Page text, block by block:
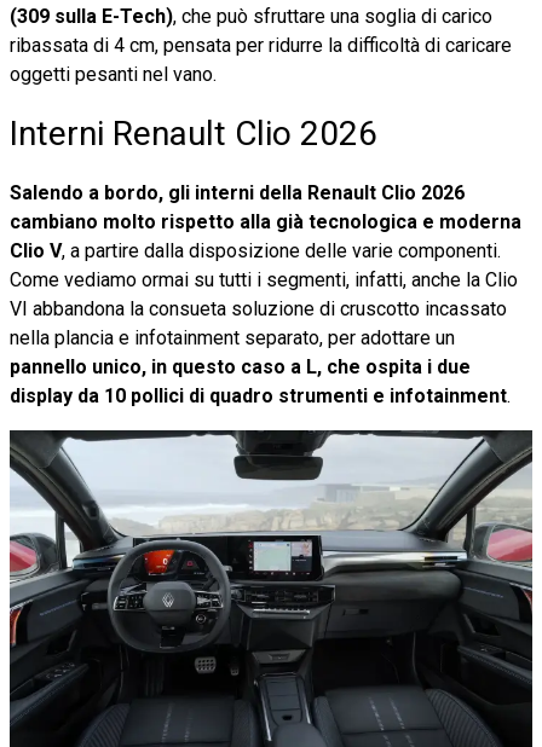
(309 sulla E-Tech), che può sfruttare una soglia di carico
ribassata di 4 cm, pensata per ridurre la difficoltà di caricare
oggetti pesanti nel vano.
Interni Renault Clio 2026
Salendo a bordo, gli interni della Renault Clio 2026
cambiano molto rispetto alla già tecnologica e moderna
Clio V, a partire dalla disposizione delle varie componenti.
Come vediamo ormai su tutti i segmenti, infatti, anche la Clio
VI abbandona la consueta soluzione di cruscotto incassato
nella plancia e infotainment separato, per adottare un
pannello unico, in questo caso a L, che ospita i due
display da 10 pollici di quadro strumenti e infotainment.